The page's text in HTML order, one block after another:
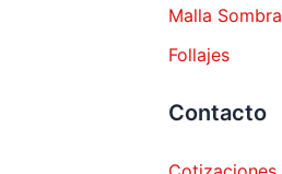
Malla Sombra
Follajes
Contacto